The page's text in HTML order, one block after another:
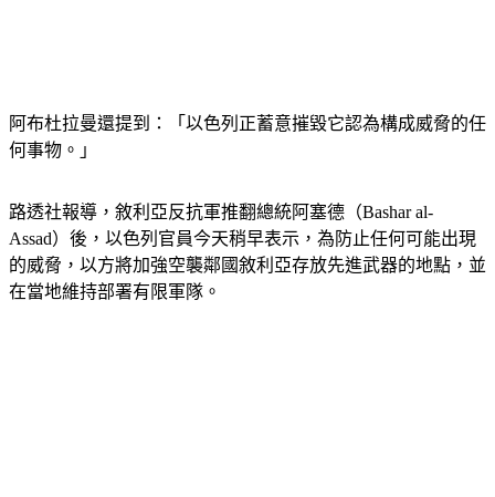
阿布杜拉曼還提到：「以色列正蓄意摧毀它認為構成威脅的任
何事物。」
路透社報導，敘利亞反抗軍推翻總統阿塞德（Bashar al-
Assad）後，以色列官員今天稍早表示，為防止任何可能出現
的威脅，以方將加強空襲鄰國敘利亞存放先進武器的地點，並
在當地維持部署有限軍隊。